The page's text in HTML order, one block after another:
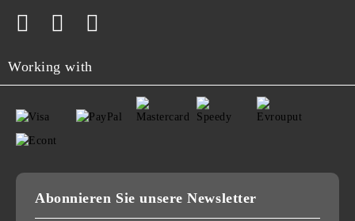
Working with
Abonnieren Sie unsere Newsletter